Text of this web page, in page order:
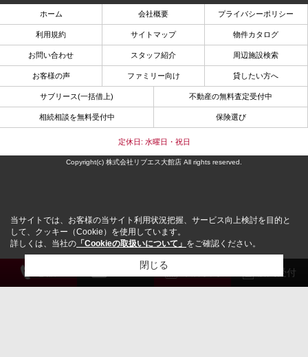
解約受付
ホーム 会社概要 プライバシーポリシー
利用規約 サイトマップ 物件カタログ
お問い合わせ スタッフ紹介 周辺施設検索
お客様の声 ファミリー向け 貸したい方へ
サブリース(一括借上) 不動産の無料査定受付中
相続相談を無料受付中 保険選び
定休日: 水曜日・祝日
Copyright(c) 株式会社リブエス大館店 All rights reserved.
当サイトでは、お客様の当サイト利用状況把握、サービス向上検討を目的と
して、クッキー（Cookie）を使用しています。
詳しくは、当社の 「Cookieの取扱いについて」 をご確認ください。
閉じる